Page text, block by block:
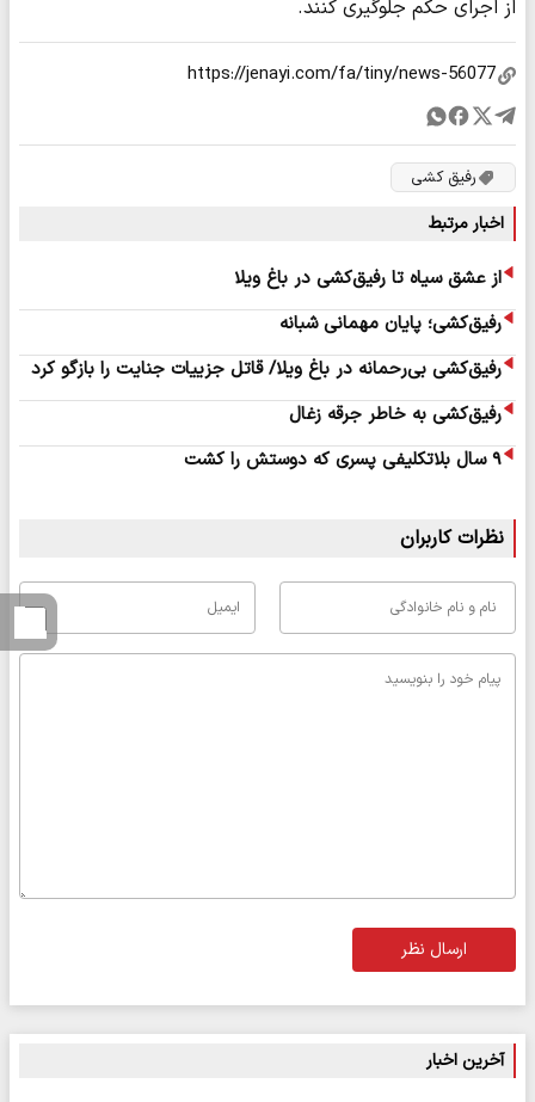
از اجرای حکم جلوگیری کنند.
رفیق کشی
اخبار مرتبط
از عشق سیاه تا رفیق‌کشی در باغ ویلا
رفیق‌کشی؛ پایان مهمانی شبانه
رفیق‌کشی بی‌رحمانه در باغ ویلا/ قاتل جزییات جنایت را بازگو کرد
رفیق‌کشی به خاطر جرقه زغال
۹ سال بلاتکلیفی پسری که دوستش را کشت
نظرات کاربران
ارسال نظر
آخرین اخبار